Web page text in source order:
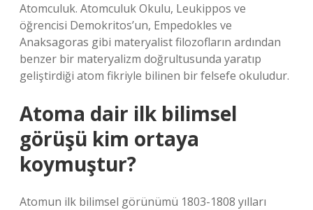
Atomculuk. Atomculuk Okulu, Leukippos ve
öğrencisi Demokritos’un, Empedokles ve
Anaksagoras gibi materyalist filozofların ardından
benzer bir materyalizm doğrultusunda yaratıp
geliştirdiği atom fikriyle bilinen bir felsefe okuludur.
Atoma dair ilk bilimsel
görüşü kim ortaya
koymuştur?
Atomun ilk bilimsel görünümü 1803-1808 yılları